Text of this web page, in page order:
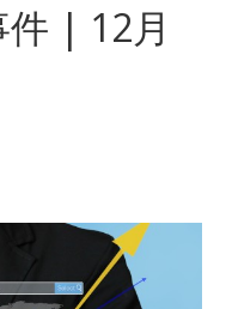
| 12月